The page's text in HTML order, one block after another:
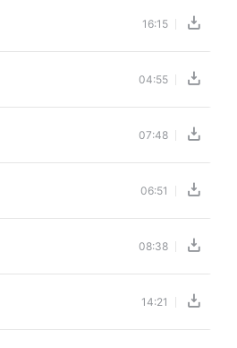
16:15
04:55
07:48
06:51
08:38
14:21